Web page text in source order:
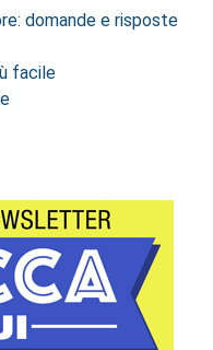
domande e risposte
facile